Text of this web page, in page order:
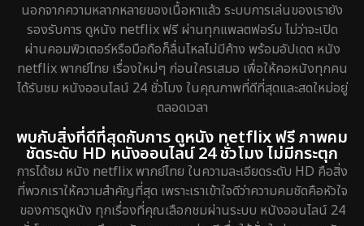
นอกจากความหลากหลายของเนื้อหาแล้ว ระบบการเล่นของเรายัง
รองรับการ ดูหนัง netflix ฟรี ผ่านทุกแพลตฟอร์ม ไม่ว่าจะเปิด
ผ่านคอมพิวเตอร์หรือมือถือก็ลื่นไหลไม่มีค้าง พร้อมอัปเดต หนัง
netflix พากย์ไทย เรื่องใหม่ๆ ก่อนใครเสมอ เพื่อให้คอหนังทุกคน
ได้รับชม หนังออนไลน์ 24 ชั่วโมง ในคุณภาพที่ดีที่สุดและสดใหม่อยู่
ตลอดเวลา
พบกับสิ่งที่ดีที่สุดกับการ ดูหนัง netflix ฟรี ภาพคม
ชัดระดับ HD หนังออนไลน์ 24 ชั่วโมง ไม่มีกระตุก
การได้ชม หนัง netflix พากย์ไทย ในความละเอียดระดับ HD คือสิ่ง
ที่พวกเราให้ความสำคัญที่สุด เพราะเราเข้าใจดีว่าความคมชัดคือหัวใจ
ของการดูหนัง ทุกเรื่องที่คุณเลือกชมผ่านระบบ หนังออนไลน์ 24